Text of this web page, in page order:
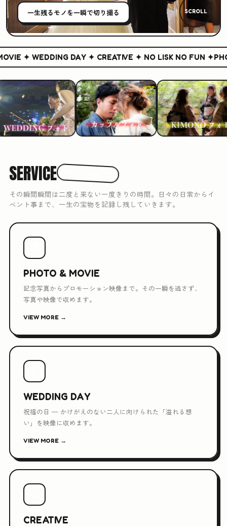
一生残るモノを一瞬で切り撮る SCROLL
✦ WEDDING DAY ✦ CREATIVE ✦ NO LISK NO FUN ✦
SERVICE
その瞬間瞬間は二度と来ない一度きりの時間。日々の日常からイ
ベント事まで、一生の宝物を記録し残していきます。
PHOTO & MOVIE
記念写真からプロモーション映像まで。その一瞬を逃さず、
写真や映像で収めます。
VIEW MORE →
WEDDING DAY
祝福の日 — かけがえのない二人に向けられた「溢れる想
い」を映像に収めます。
VIEW MORE →
CREATIVE